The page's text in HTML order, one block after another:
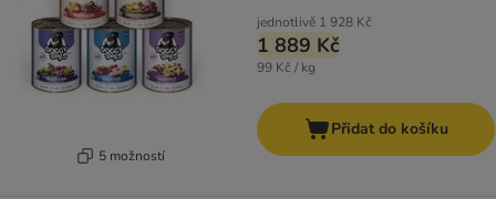
5 možností
jednotlivě 1 928 Kč
1 889 Kč
99 Kč / kg
Přidat do košíku